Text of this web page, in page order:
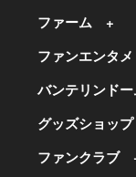
ファーム
ファンエンタメ
バンテリンド
グッズショップ
ファンクラブ